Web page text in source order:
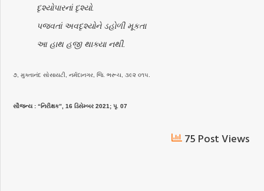
દૃશ્યોપારનાં દૃશ્યો.
પજવતાં અવદૃશ્યોને ડહોળી મૂકતા
આ હાથ હજી થાક્યા નથી.
૭, મુક્તાનંદ સોસાયટી, નર્મદાનગર, જિ. ભરૂચ, ૩૯૨ ૦૧૫.
સૌજન્ય : “નિરીક્ષક”, 16 ડિસેમ્બર 2021; પૃ. 07
75 Post Views